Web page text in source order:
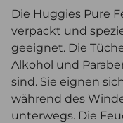
Die Huggies Pure
verpackt und
geeignet. Die
Alkohol und
sind. Sie eignen
während des
unterwegs. Die